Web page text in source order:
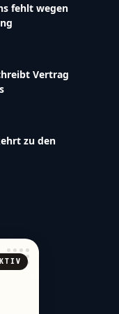
fehlt wegen
Vertrag
zu den